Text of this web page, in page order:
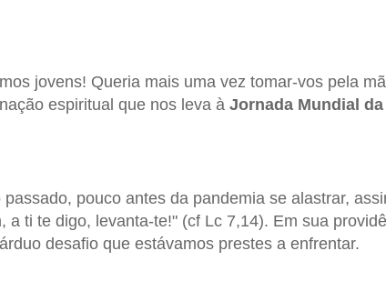
jovens! Queria mais uma vez tomar-vos pela
espiritual que nos leva à Jornada Mundial
passado, pouco antes da pandemia se alastrar,
a ti te digo, levanta-te!" (cf Lc 7,14). Em sua
desafio que estávamos prestes a enfrentar.